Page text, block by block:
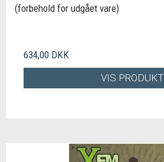
(forbehold for udgået vare)
634,00 DKK
VIS PRODUKT